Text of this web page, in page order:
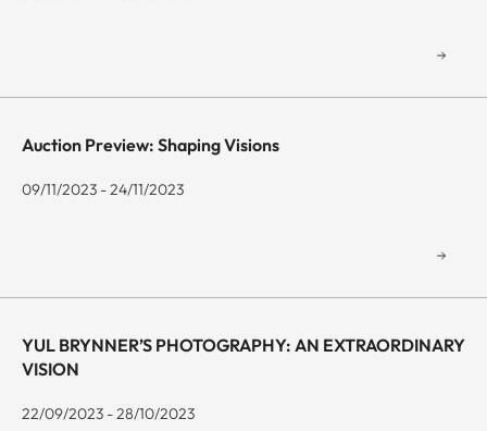
Auction Preview: Shaping Visions
09/11/2023 - 24/11/2023
YUL BRYNNER’S PHOTOGRAPHY: AN EXTRAORDINARY
VISION
22/09/2023 - 28/10/2023